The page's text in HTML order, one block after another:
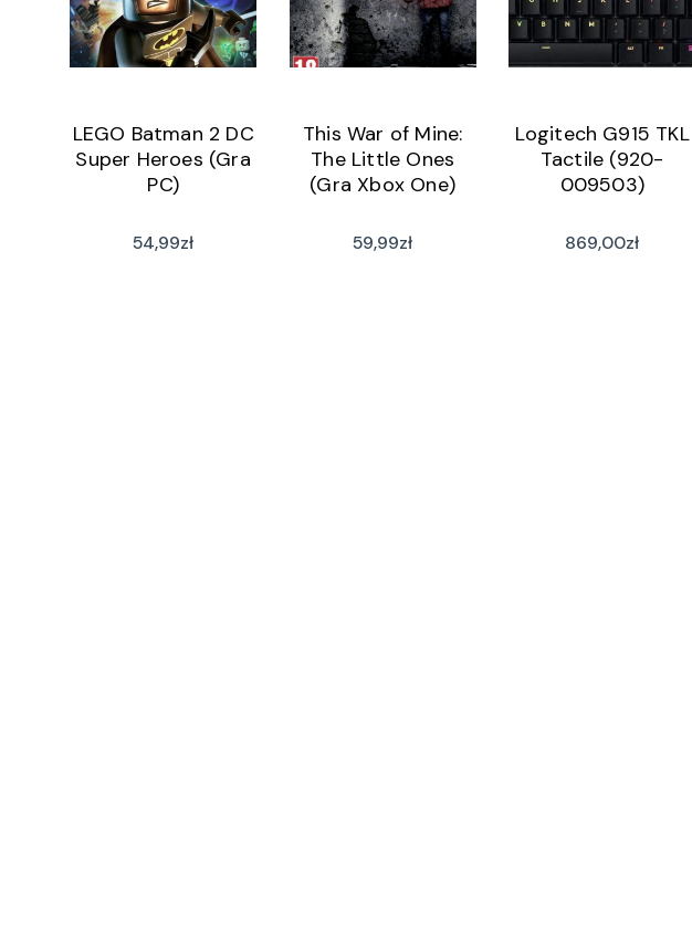
LEGO Batman 2 DC
Super Heroes (Gra
PC)
54,99zł
This War of Mine:
The Little Ones
(Gra Xbox One)
59,99zł
Logitech G915 TKL
Tactile (920-
009503)
869,00zł